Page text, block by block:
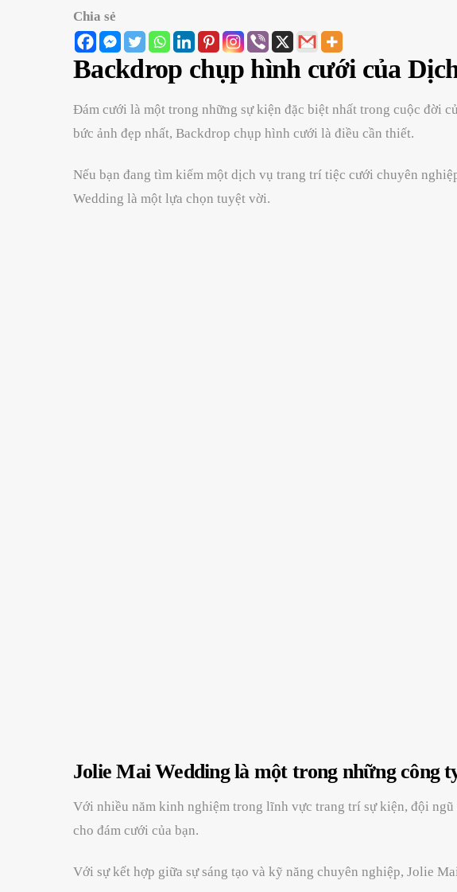
Chia sẻ
Backdrop chụp hình cưới của
Đám cưới là một trong những sự kiện đặc biệt nhất trong cuộc đời
bức ảnh đẹp nhất, Backdrop chụp hình cưới là điều cần thiết.
Nếu bạn đang tìm kiếm một dịch vụ trang trí tiệc cưới chuyên
Wedding là một lựa chọn tuyệt vời.
Jolie Mai Wedding là một trong những công
Với nhiều năm kinh nghiệm trong lĩnh vực trang trí sự kiện, đội
cho đám cưới của bạn.
Với sự kết hợp giữa sự sáng tạo và kỹ năng chuyên nghiệp, Jolie